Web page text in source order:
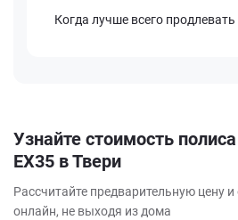
Когда лучше всего
Узнайте стоимость
EX35 в Твери
Рассчитайте предварительную цену
онлайн, не выходя из дома